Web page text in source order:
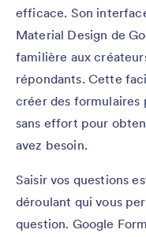
efficace. Son
Material Design de
familière aux
répondants. Cette
créer des formulaires
sans effort pour
avez besoin.
Saisir vos questions
déroulant qui vous
question. Google